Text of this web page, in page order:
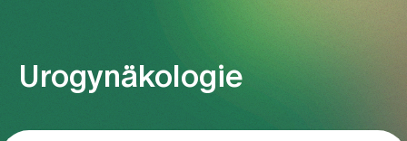
Fachbereiche
Urogynäkologie